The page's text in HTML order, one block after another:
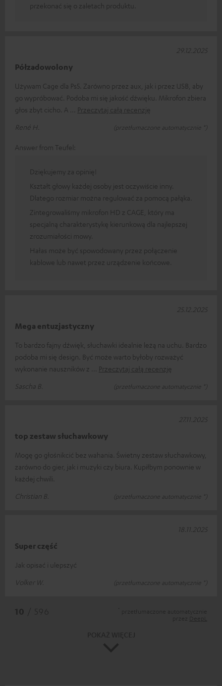
przekonać się o zaletach produktu.
Półzadowolony
Używam Cage dla Ps5. Zarówno przez aux, jak i przez USB, aby
go wypróbować. Podoba mi się jakość dźwięku. Mikrofon zbiera
głos zbyt cicho. A
Przeczytaj całą recenzję
René H.
(przetłumaczone automatycznie *)
29.12.2025
Answer from Teufel:
Dziękujemy za opinię!
Kształt głowy każdej osoby jest oczywiście inny.
Dlatego rozmiar można regulować za pomocą pałąka.
Zintegrowaliśmy mikrofon HD z CAGE, który ma
specjalną charakterystykę kierunkową dla najlepszej
zrozumiałości mowy.
Hałas może być spowodowany przez połączenie
kablowe lub nawet przez urządzenie końcowe.
Mega entuzjastyczny
To bardzo fajny dźwięk, słuchawki idealnie leżą na uchu. Bardzo
podoba mi się design. Być może warto byłoby rozważyć
wykonanie nauszników z
Przeczytaj całą recenzję
Sascha B.
(przetłumaczone automatycznie *)
25.12.2025
top zestaw słuchawkowy
Mogę go głośnikcić bez wahania. Świetny zestaw słuchawkowy,
zarówno do gier, jak i muzyki czy biura. Kupiłbym ponownie w
każdej chwili.
Christian B.
(przetłumaczone automatycznie *)
27.11.2025
Super część
Jak opisać i ulepszyć
Volker W.
(przetłumaczone automatycznie *)
18.11.2025